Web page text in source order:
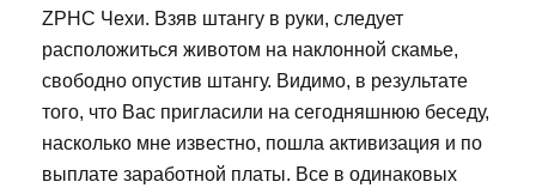
ZPHC Чехи. Взяв штангу в руки, следует
расположиться животом на наклонной скамье,
свободно опустив штангу. Видимо, в результате
того, что Вас пригласили на сегодняшнюю беседу,
насколько мне известно, пошла активизация и по
выплате заработной платы. Все в одинаковых